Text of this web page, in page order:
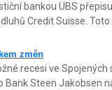
bankou UBS
Credit Suisse.
změn
recesi ve
Bank Steen Jakobsen